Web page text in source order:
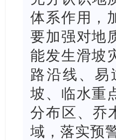
体系作用，
要加强对地
能发生滑坡
路沿线、易
坡、临水重
分布区、乔
域，落实预